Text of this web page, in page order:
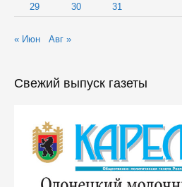
29
30 31
« Июн Авг »
Свежий выпуск газеты